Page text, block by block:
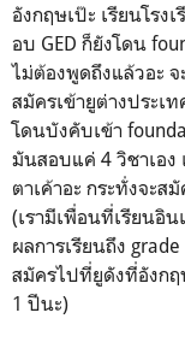
อังกฤษเป๊ะ เรียนโรง
อบ GED ก็ยังโดน
ไม่ต้องพูดถึงแล้วอะ จ
สมัครเข้ายูต่างประเท
โดนบังคับเข้า
มันสอบแค่ 4 วิชาเอง
ตาเค้าอะ กระทั่งจะส
(เรามีเพื่อนที่เรียนอิน
ผลการเรียนถึง
สมัครไปที่ยูดังที่อังกฤ
1 ปีนะ)